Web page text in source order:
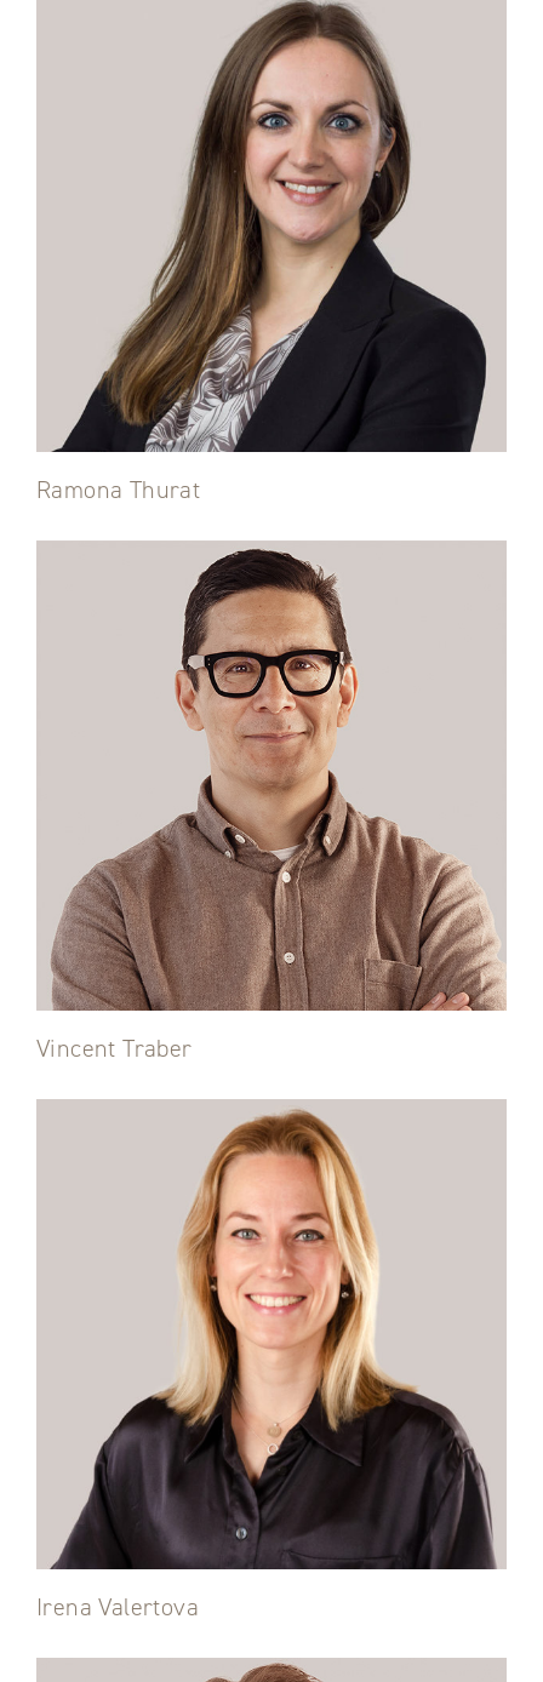
Ramona Thurat
Vincent Traber
Irena Valertova